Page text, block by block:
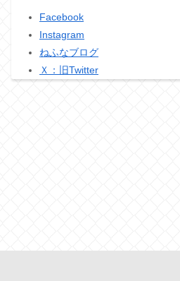
Facebook
Instagram
ねふなブログ
Ｘ：旧Twitter